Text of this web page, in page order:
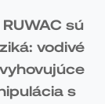
sú
vodivé
s